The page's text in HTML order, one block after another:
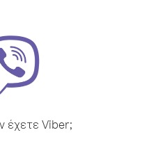
έχετε Viber;